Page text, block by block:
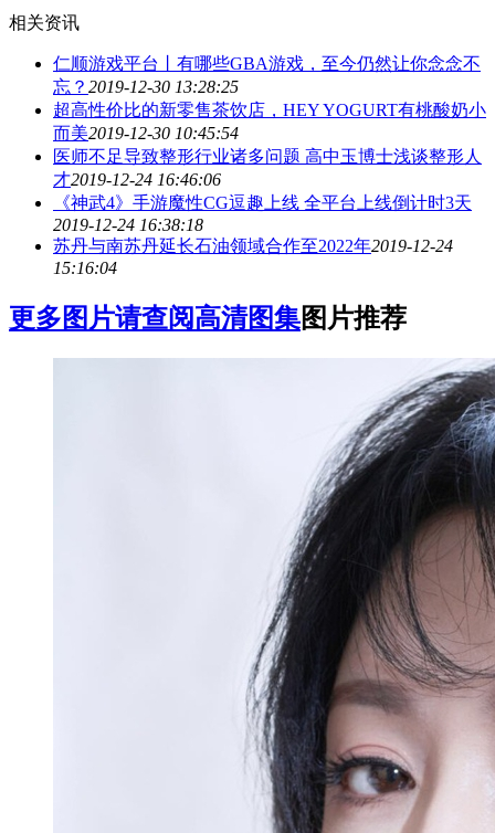
相关资讯
仁顺游戏平台丨有哪些GBA游戏，至今仍然让你念念不
忘？ 2019-12-30 13:28:25
超高性价比的新零售茶饮店，HEY YOGURT有桃酸奶小
而美2019-12-30 10:45:54
医师不足导致整形行业诸多问题 高中玉博士浅谈整形人
才2019-12-24 16:46:06
《神武4》手游魔性CG逗趣上线 全平台上线倒计时3天
2019-12-24 16:38:18
苏丹与南苏丹延长石油领域合作至2022年2019-12-24
15:16:04
更多图片请查阅高清图集图片推荐